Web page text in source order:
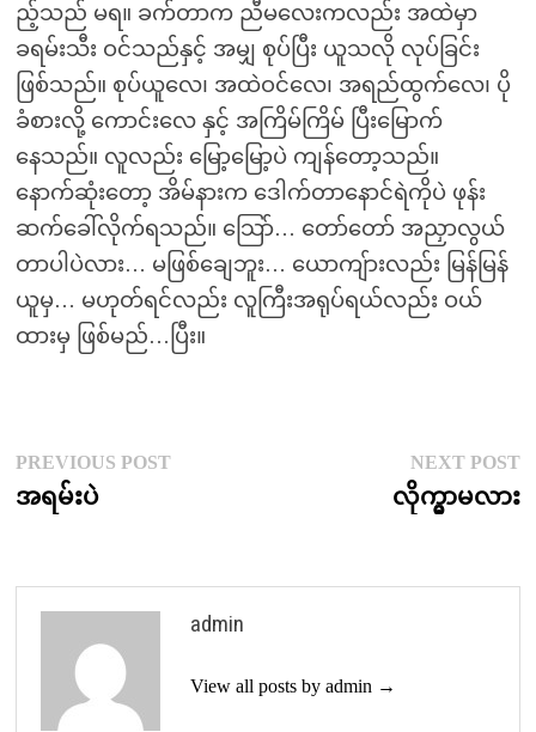
ည့်သည် မရ။ ခက်တာက ညီမလေးကလည်း အထဲမှာ
ခရမ်းသီး ဝင်သည်နှင့် အမျှ စုပ်ပြီး ယူသလို လုပ်ခြင်း
ဖြစ်သည်။ စုပ်ယူလေ၊ အထဲဝင်လေ၊ အရည်ထွက်လေ၊ ပို
ခံစားလို့ ကောင်းလေ နှင့် အကြိမ်ကြိမ် ပြီးမြောက်
နေသည်။ လူလည်း မြော့မြော့ပဲ ကျန်တော့သည်။
နောက်ဆုံးတော့ အိမ်နားက ဒေါက်တာနောင်ရဲကိုပဲ ဖုန်း
ဆက်ခေါ်လိုက်ရသည်။ သြော်… တော်တော် အညှာလွယ်
တာပါပဲလား… မဖြစ်ချေဘူး… ယောကျ်ားလည်း မြန်မြန်
ယူမှ… မဟုတ်ရင်လည်း လူကြီးအရုပ်ရယ်လည်း ဝယ်
ထားမှ ဖြစ်မည်…ပြီး။
Post
navigation
PREVIOUS POSTPrevious
အရမ်းပဲ
NEXT POST
လိုက္မွာမလား
admin
View all posts by admin →